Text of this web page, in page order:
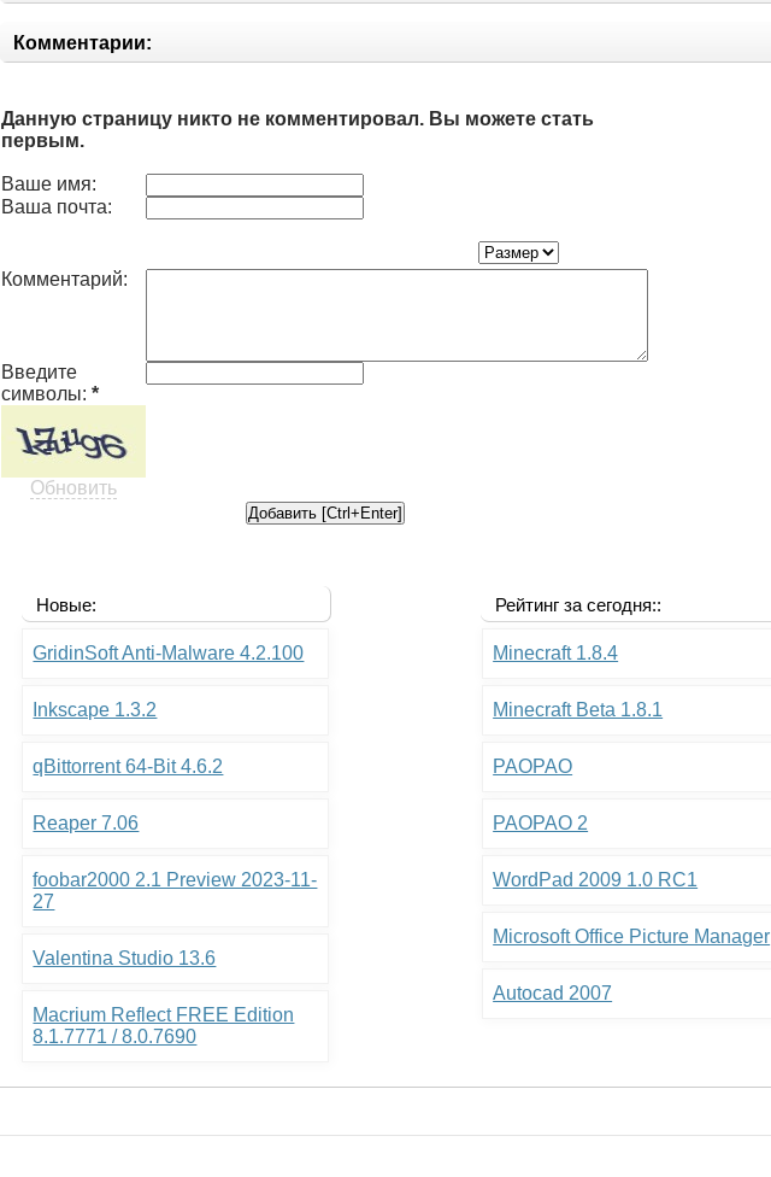
Комментарии:
Данную страницу никто не комментировал. Вы можете стать
первым.
Ваше имя:
Ваша почта:
Комментарий:
Введите
символы:*
Обновить
Новые:
GridinSoft Anti-Malware 4.2.100
Inkscape 1.3.2
qBittorrent 64-Bit 4.6.2
Reaper 7.06
foobar2000 2.1 Preview 2023-11-
27
Valentina Studio 13.6
Macrium Reflect FREE Edition
8.1.7771 / 8.0.7690
Рейтинг за сегодня::
Minecraft 1.8.4
Minecraft Beta 1.8.1
PAOPAO
PAOPAO 2
WordPad 2009 1.0 RC1
Microsoft Office Picture Manager
Autocad 2007